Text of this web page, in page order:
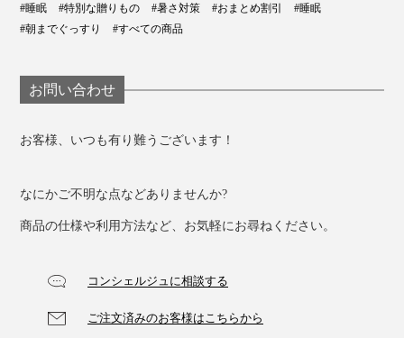
#睡眠
#特別な贈りもの #暑さ対策 #おまとめ割引
#睡眠
#朝までぐっすり
#すべての商品
お問い合わせ
お客様、いつも有り難うございます！
なにかご不明な点などありませんか?
商品の仕様や利用方法など、お気軽にお尋ねください。
コンシェルジュに相談する
ご注文済みのお客様はこちらから